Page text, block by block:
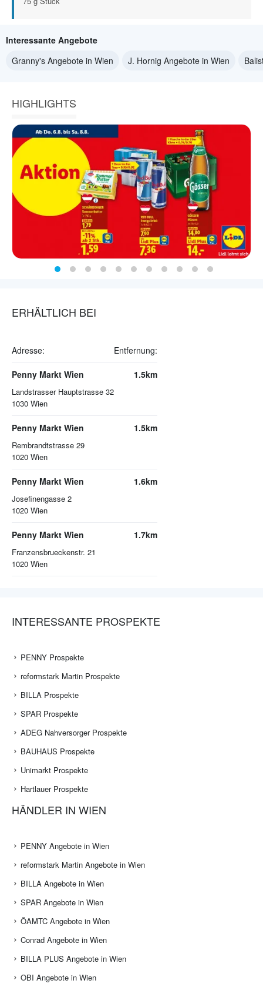
Interessante Angebote
Granny's Angebote in Wien
J. Hornig Angebote in Wien
HIGHLIGHTS
ERHÄLTLICH BEI
Adresse: Entfernung:
Penny Markt Wien
Landstrasser Hauptstrasse 32
1030 Wien
1.5km
Penny Markt Wien
Rembrandtstrasse 29
1020 Wien
1.5km
Penny Markt Wien
Josefinengasse 2
1020 Wien
1.6km
Penny Markt Wien
Franzensbrueckenstr. 21
1020 Wien
1.7km
INTERESSANTE PROSPEKTE
PENNY Prospekte
reformstark Martin Prospekte
BILLA Prospekte
SPAR Prospekte
ADEG Nahversorger Prospekte
BAUHAUS Prospekte
Unimarkt Prospekte
Hartlauer Prospekte
HÄNDLER IN WIEN
PENNY Angebote in Wien
reformstark Martin Angebote in Wien
BILLA Angebote in Wien
SPAR Angebote in Wien
ÖAMTC Angebote in Wien
Conrad Angebote in Wien
BILLA PLUS Angebote in Wien
OBI Angebote in Wien